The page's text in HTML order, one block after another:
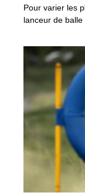
Pour varier les
lanceur de balle